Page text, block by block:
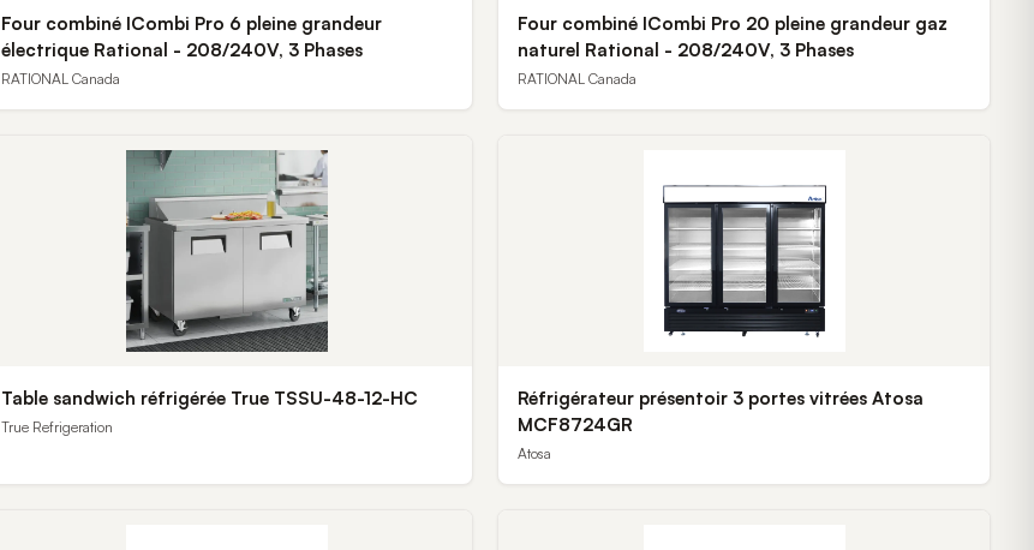
Four combiné ICombi Pro 6 pleine grandeur
électrique Rational - 208/240V, 3 Phases
RATIONAL Canada
Four combiné ICombi Pro 20 pleine grandeur gaz
naturel Rational - 208/240V, 3 Phases
RATIONAL Canada
Table sandwich réfrigérée True TSSU-48-12-HC
True Refrigeration
Réfrigérateur présentoir 3 portes vitrées Atosa
MCF8724GR
Atosa